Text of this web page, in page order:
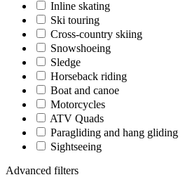
Inline skating
Ski touring
Cross-country skiing
Snowshoeing
Sledge
Horseback riding
Boat and canoe
Motorcycles
ATV Quads
Paragliding and hang gliding
Sightseeing
Advanced filters